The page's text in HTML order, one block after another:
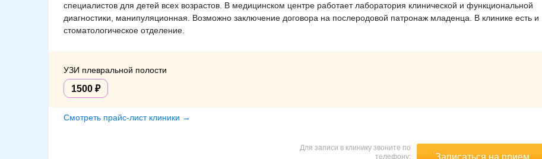
специалистов для детей всех возрастов. В медицинском центре работает лаборатория клинической и функциональной
диагностики, манипуляционная. Возможно заключение договора на послеродовой патронаж младенца. В клинике есть и
стоматологическое отделение.
УЗИ плевральной полости
1500
Смотреть прайс-лист клиники →
Записаться на прием
Для записи в клинику звоните по
телефону: